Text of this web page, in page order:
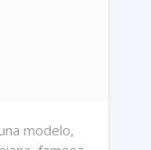
modelo,